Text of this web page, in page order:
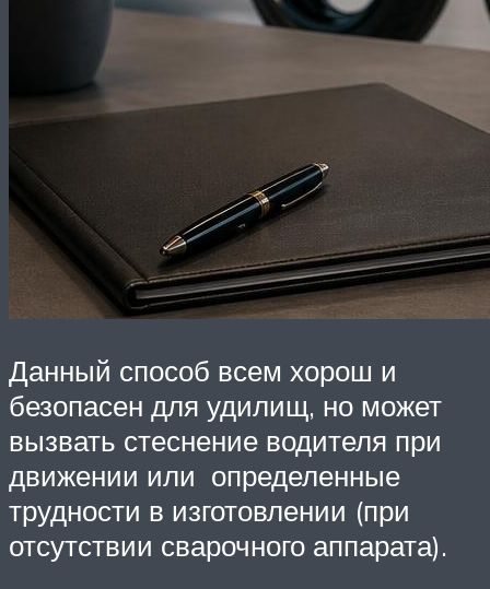
Данный способ всем хорош и
безопасен для удилищ, но может
вызвать стеснение водителя при
движении или определенные
трудности в изготовлении (при
отсутствии сварочного аппарата).